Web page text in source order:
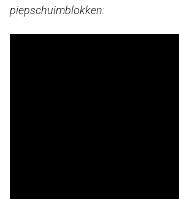
piepschuimblokken: